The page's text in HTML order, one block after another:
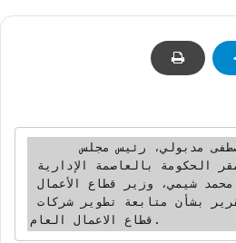
الجديدة، المهندس/ محمد شيمي، وزير قطاع الأعمال
العام؛ لاستعراض تقرير بشأن متابعة تطوير شركات
قطاع الاعمال العام.